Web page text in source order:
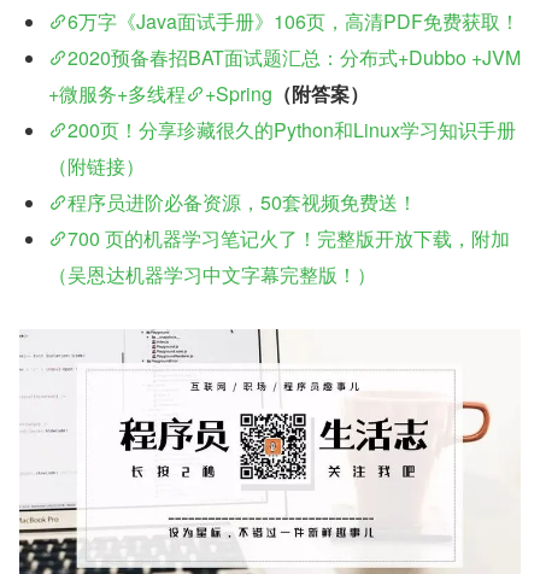
6万字《Java面试手册》106页，高清PDF免费获取！
2020预备春招BAT面试题汇总：分布式+Dubbo +JVM
+微服务+多线程
+Spring （附答案）
200页！分享珍藏很久的Python和Linux学习知识手册
（附链接）
程序员进阶必备资源，50套视频免费送！
700 页的机器学习笔记火了！完整版开放下载，附加
（吴恩达机器学习中文字幕完整版！）